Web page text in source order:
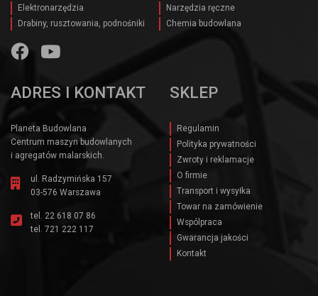
Elektronarzędzia
Narzędzia ręczne
Drabiny, rusztowania, podnośniki
Chemia budowlana
ADRES I KONTAKT
Planeta Budowlana
Centrum maszyn budowlanych
i agregatów malarskich.
ul. Radzymińska 157
03-576 Warszawa
tel. 22 618 07 86
tel. 721 222 117
SKLEP
Regulamin
Polityka prywatności
Zwroty i reklamacje
O firmie
Transport i wysyłka
Towar na zamówienie
Wspólpraca
Gwarancja jakości
Kontakt